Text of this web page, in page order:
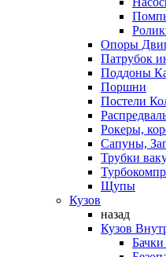
Опоры
Патрубок
Поддоны
Поршни
Постели
Рокеры,
Сапуны,
Трубки
Щупы
Кузов
назад
Кузов